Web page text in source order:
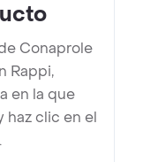
Conaprole
Rappi,
en la que
haz clic en el